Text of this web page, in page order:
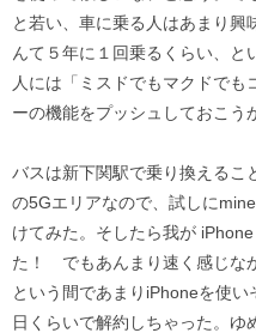
と若い、車に乗る人はあまり興
んて５年に１回乗るくらい、と
人には「ミスドでもマクドで
ーの機能をプッシュしておこう
バスは新下関駅で乗り換えるこ
の5Gエリアなので、試しに
けてみた。そしたら我が
た！ でもあんまり速く感じな
という間であまりiPhoneを使
日くらいで解約しちゃった。ゆ